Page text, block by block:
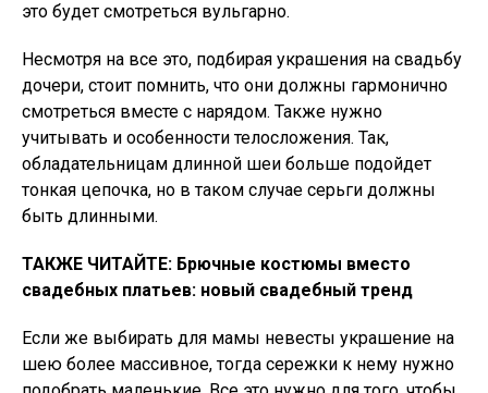
это будет смотреться вульгарно.
Несмотря на все это, подбирая украшения на свадьбу
дочери, стоит помнить, что они должны гармонично
смотреться вместе с нарядом. Также нужно
учитывать и особенности телосложения. Так,
обладательницам длинной шеи больше подойдет
тонкая цепочка, но в таком случае серьги должны
быть длинными.
ТАКЖЕ ЧИТАЙТЕ: Брючные костюмы вместо
свадебных платьев: новый свадебный тренд
Если же выбирать для мамы невесты украшение на
шею более массивное, тогда сережки к нему нужно